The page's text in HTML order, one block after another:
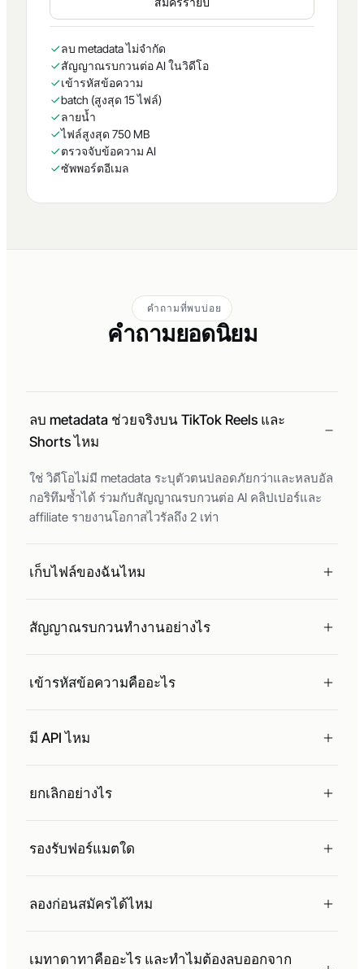
ลบ metadata ไม่จำกัด
สัญญาณรบกวนต่อ AI ในวิดีโอ
เข้ารหัสข้อความ
batch (สูงสุด 15 ไฟล์)
ลายน้ำ
ไฟล์สูงสุด 750 MB
ตรวจจับข้อความ AI
ซัพพอร์ตอีเมล
คำถามที่พบบ่อย
คำถามยอดนิยม
ลบ metadata ช่วยจริงบน TikTok Reels และ
Shorts ไหม
ใช่ วิดีโอไม่มี metadata ระบุตัวตนปลอดภัยกว่าและหลบอัล
กอริทึมซ้ำได้ ร่วมกับสัญญาณรบกวนต่อ AI คลิปเปอร์และ
affiliate รายงานโอกาสไวรัลถึง 2 เท่า
เก็บไฟล์ของฉันไหม
สัญญาณรบกวนทำงานอย่างไร
เข้ารหัสข้อความคืออะไร
มี API ไหม
ยกเลิกอย่างไร
รองรับฟอร์แมตใด
ลองก่อนสมัครได้ไหม
เมทาดาทาคืออะไร และทำไมต้องลบออกจาก